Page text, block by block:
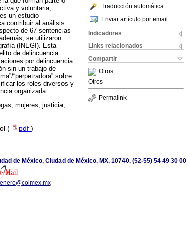
Traducción automática
Enviar artículo por email
Indicadores
Links relacionados
Compartir
Otros
Otros
Permalink
y voluntaria,
un estudio
contribuir al análisis
de 67 sentencias
se utilizaron
(INEGI). Esta
de delincuencia
por delincuencia
sin un trabajo de
“perpetradora” sobre
los roles diversos y
organizada.
mujeres; justicia;
( pdf )
de México, Ciudad de México, MX, 10740, (52-55) 54 49 30 00